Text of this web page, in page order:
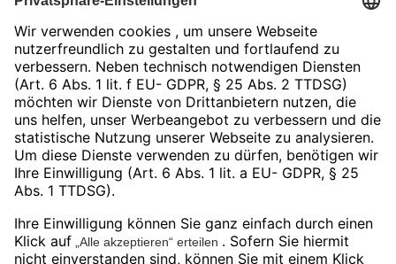
Newsletter
Social Media
LinkedIn
Facebook
Instagram